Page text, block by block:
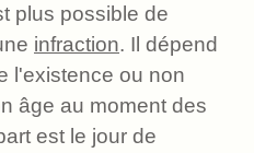
plus possible de
infraction. Il dépend
l'existence ou non
âge au moment des
est le jour de